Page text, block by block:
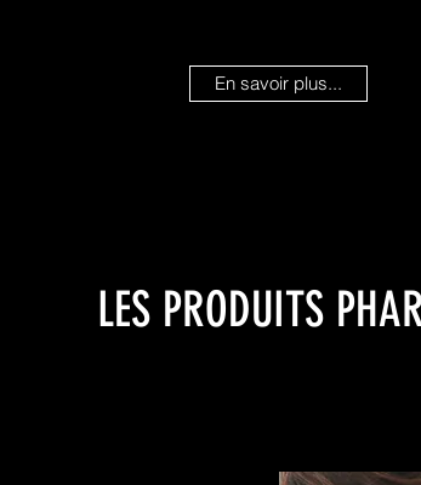
En savoir plus...
LES PRODUITS